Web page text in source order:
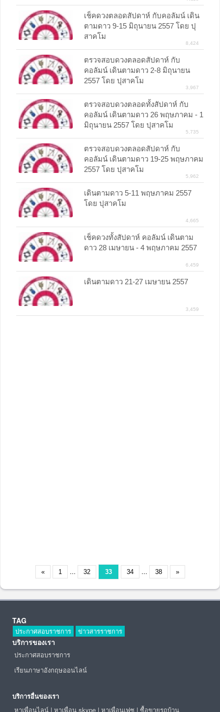
เช็คดวงตลอดสัปดาห์ กับคอลัมน์ เดิน
ตามดาว 9-15 มิถุนายน 2557 โดย ปุ
สาคโม
8,424
ตรวจสอบดวงตลอดสัปดาห์ กับ
คอลัมน์ เดินตามดาว 2-8 มิถุนายน
2557 โดย ปุสาคโม
3,967
ตรวจสอบดวงตลอดทั้งสัปดาห์ กับ
คอลัมน์ เดินตามดาว 26 พฤษภาคม - 1
มิถุนายน 2557 โดย ปุสาคโม
5,735
ตรวจสอบดวงตลอดสัปดาห์ กับ
คอลัมน์ เดินตามดาว 19-25 พฤษภาคม
2557 โดย ปุสาคโม
5,962
เดินตามดาว 5-11 พฤษภาคม 2557
โดย ปุสาคโม
4,665
เช็คดวงทั้งสัปดาห์ คอลัมน์ เดินตาม
ดาว 28 เมษายน - 4 พฤษภาคม 2557
6,459
เดินตามดาว 21-27 เมษายน 2557
3,459
« 1 ... 32 33 34 ... 38 »
TAG
ประกาศสอบราชการ ข่าวสารราชการ
บริการของเรา
ประกาศสอบราชการ
เรียนภาษาอังกฤษออนไลน์
บริการอื่นของเรา
หาเพื่อนไลน์ | หาเพื่อน skype | หาเพื่อนเฟซ | ซื้อขายรถบ้าน